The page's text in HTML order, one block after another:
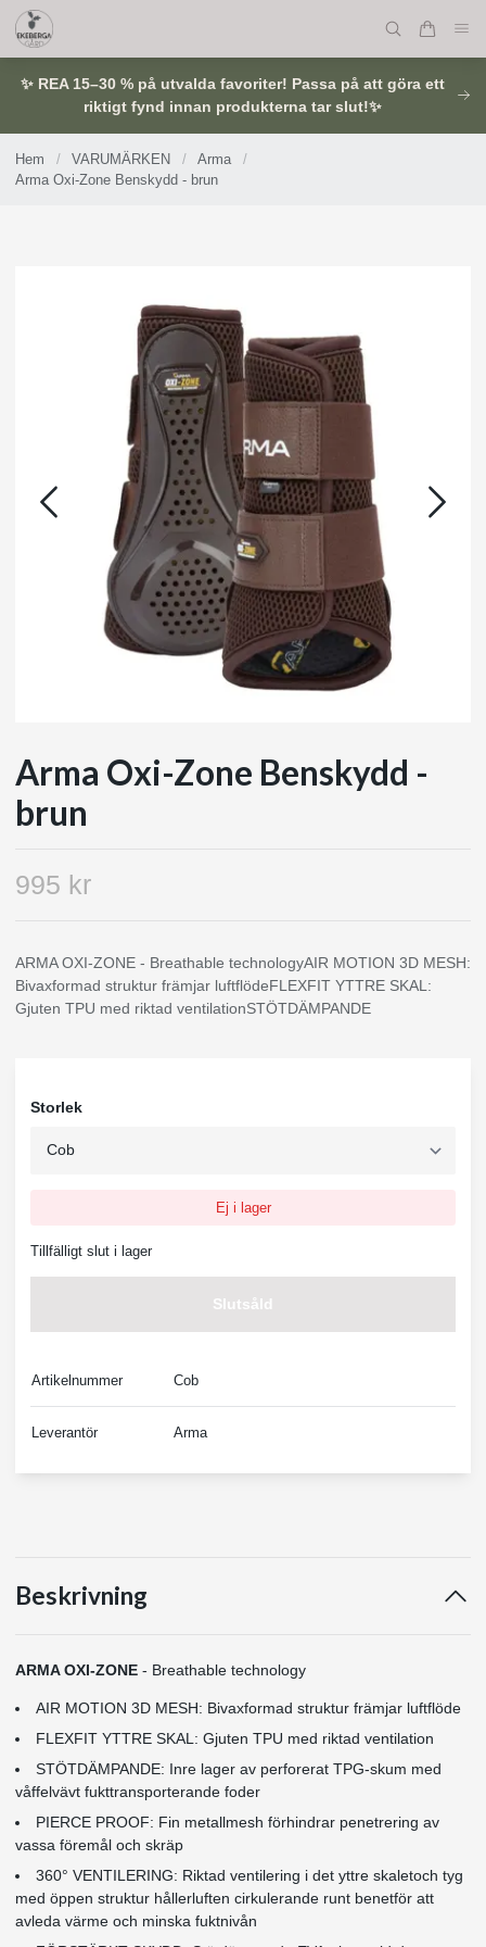
✨ REA 15–30 % på utvalda favoriter! Passa på att göra ett
riktigt fynd innan produkterna tar slut!✨
Hem / VARUMÄRKEN / Arma
/
Arma Oxi-Zone Benskydd - brun
Arma Oxi-Zone Benskydd -
brun
995 kr
ARMA OXI-ZONE - Breathable technologyAIR MOTION 3D MESH:
Bivaxformad struktur främjar luftflödeFLEXFIT YTTRE SKAL:
Gjuten TPU med riktad ventilationSTÖTDÄMPANDE
Storlek
Ej i lager
Tillfälligt slut i lager
Slutsåld
Artikelnummer Cob
Leverantör Arma
Beskrivning
ARMA OXI-ZONE - Breathable technology
AIR MOTION 3D MESH: Bivaxformad struktur främjar luftflöde
FLEXFIT YTTRE SKAL: Gjuten TPU med riktad ventilation
STÖTDÄMPANDE: Inre lager av perforerat TPG-skum med
våffelvävt fukttransporterande foder
PIERCE PROOF: Fin metallmesh förhindrar penetrering av
vassa föremål och skräp
360° VENTILERING: Riktad ventilering i det yttre skaletoch tyg
med öppen struktur hållerluften cirkulerande runt benetför att
avleda värme och minska fuktnivån